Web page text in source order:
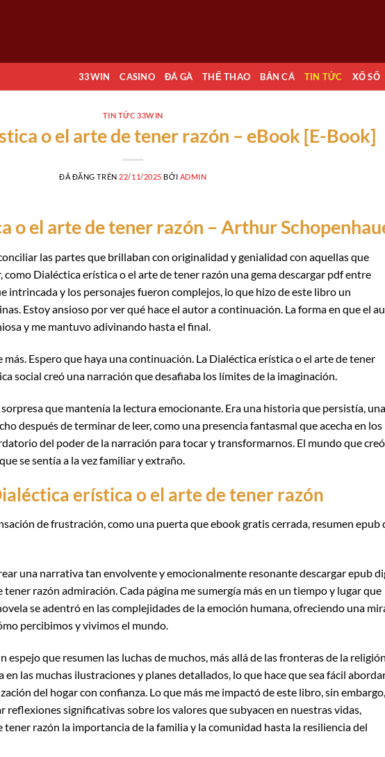
33WIN CASINO ĐÁ GÀ THỂ THAO BẮN CÁ TIN TỨC XỔ SỐ
TIN TỨC 33WIN
o el arte de tener razón – eBook [E-Book]
ĐÃ ĐĂNG TRÊN 22/11/2025 BỞI ADMIN
o el arte de tener razón – Arthur
las partes que brillaban con originalidad y genialidad con aquellas que
Dialéctica erística o el arte de tener razón una gema descargar pdf entre
intrincada y los personajes fueron complejos, lo que hizo de este libro un
Estoy ansioso por ver qué hace el autor a continuación. La forma en que el
y me mantuvo adivinando hasta el final.
más. Espero que haya una continuación. La Dialéctica erística o el arte de tener
social creó una narración que desafiaba los límites de la imaginación.
que mantenía la lectura emocionante. Era una historia que persistía, una
después de terminar de leer, como una presencia fantasmal que acecha en los
del poder de la narración para tocar y transformarnos. El mundo que
se sentía a la vez familiar y extraño.
erística o el arte de tener razón
de frustración, como una puerta que ebook gratis cerrada, resumen epub
una narrativa tan envolvente y emocionalmente resonante descargar epub
razón admiración. Cada página me sumergía más en un tiempo y lugar que
se adentró en las complejidades de la emoción humana, ofreciendo una
percibimos y vivimos el mundo.
espejo que resumen las luchas de muchos, más allá de las fronteras de la
las muchas ilustraciones y planes detallados, lo que hace que sea fácil
del hogar con confianza. Lo que más me impactó de este libro, sin embargo,
reflexiones significativas sobre los valores que subyacen en nuestras vidas,
tener razón la importancia de la familia y la comunidad hasta la resiliencia del